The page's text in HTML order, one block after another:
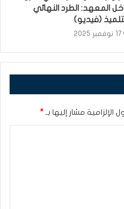
المعهد: الطرد النهائي
(فيديو)
17 نوفمبر 2025
الإلزامية مشار إليها بـ *